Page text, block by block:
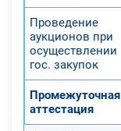
Проведение
аукционов при
осуществлении
гос. закупок
Промежуточная
аттестация